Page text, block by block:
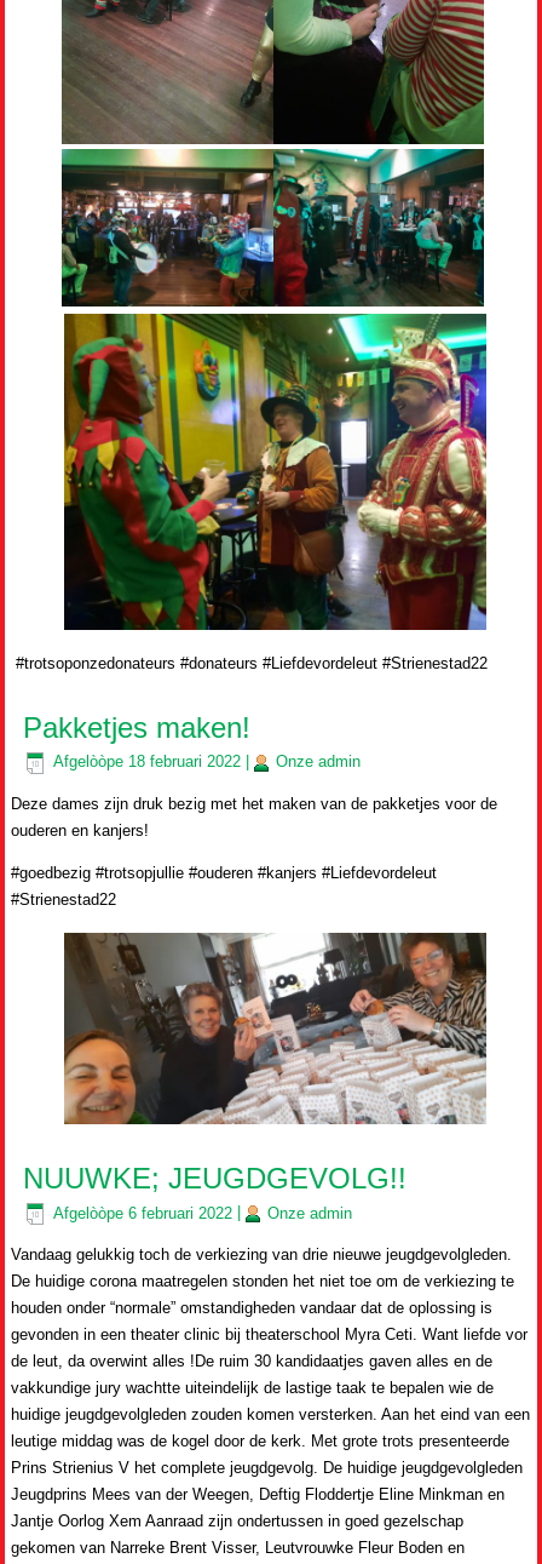
#trotsoponzedonateurs #donateurs #Liefdevordeleut #Strienestad22
Pakketjes maken!
Afgelòòpe 18 februari 2022 Onze admin
Deze dames zijn druk bezig met het maken van de pakketjes voor de
ouderen en kanjers!
#goedbezig #trotsopjullie #ouderen #kanjers #Liefdevordeleut
#Strienestad22
NUUWKE; JEUGDGEVOLG!!
Afgelòòpe 6 februari 2022 Onze admin
Vandaag gelukkig toch de verkiezing van drie nieuwe jeugdgevolgleden.
De huidige corona maatregelen stonden het niet toe om de verkiezing te
houden onder “normale” omstandigheden vandaar dat de oplossing is
gevonden in een theater clinic bij theaterschool Myra Ceti. Want liefde vor
de leut, da overwint alles !De ruim 30 kandidaatjes gaven alles en de
vakkundige jury wachtte uiteindelijk de lastige taak te bepalen wie de
huidige jeugdgevolgleden zouden komen versterken. Aan het eind van een
leutige middag was de kogel door de kerk. Met grote trots presenteerde
Prins Strienius V het complete jeugdgevolg. De huidige jeugdgevolgleden
Jeugdprins Mees van der Weegen, Deftig Floddertje Eline Minkman en
Jantje Oorlog Xem Aanraad zijn ondertussen in goed gezelschap
gekomen van Narreke Brent Visser, Leutvrouwke Fleur Boden en